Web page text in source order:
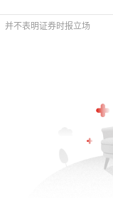
并不表明证券时报立场